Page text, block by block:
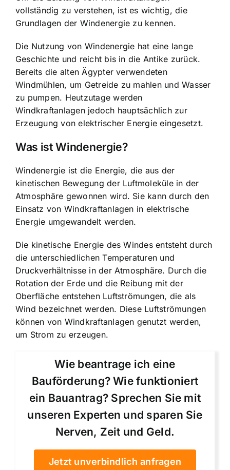
vollständig zu verstehen, ist es wichtig, die
Grundlagen der Windenergie zu kennen.
Die Nutzung von Windenergie hat eine lange
Geschichte und reicht bis in die Antike zurück.
Bereits die alten Ägypter verwendeten
Windmühlen, um Getreide zu mahlen und Wasser
zu pumpen. Heutzutage werden
Windkraftanlagen jedoch hauptsächlich zur
Erzeugung von elektrischer Energie eingesetzt.
Was ist Windenergie?
Windenergie ist die Energie, die aus der
kinetischen Bewegung der Luftmoleküle in der
Atmosphäre gewonnen wird. Sie kann durch den
Einsatz von Windkraftanlagen in elektrische
Energie umgewandelt werden.
Die kinetische Energie des Windes entsteht durch
die unterschiedlichen Temperaturen und
Druckverhältnisse in der Atmosphäre. Durch die
Rotation der Erde und die Reibung mit der
Oberfläche entstehen Luftströmungen, die als
Wind bezeichnet werden. Diese Luftströmungen
können von Windkraftanlagen genutzt werden,
um Strom zu erzeugen.
Wie beantrage ich eine
Bauförderung? Wie funktioniert
ein Bauantrag? Sprechen Sie mit
unseren Experten und sparen Sie
Nerven, Zeit und Geld.
Jetzt unverbindlich anfragen